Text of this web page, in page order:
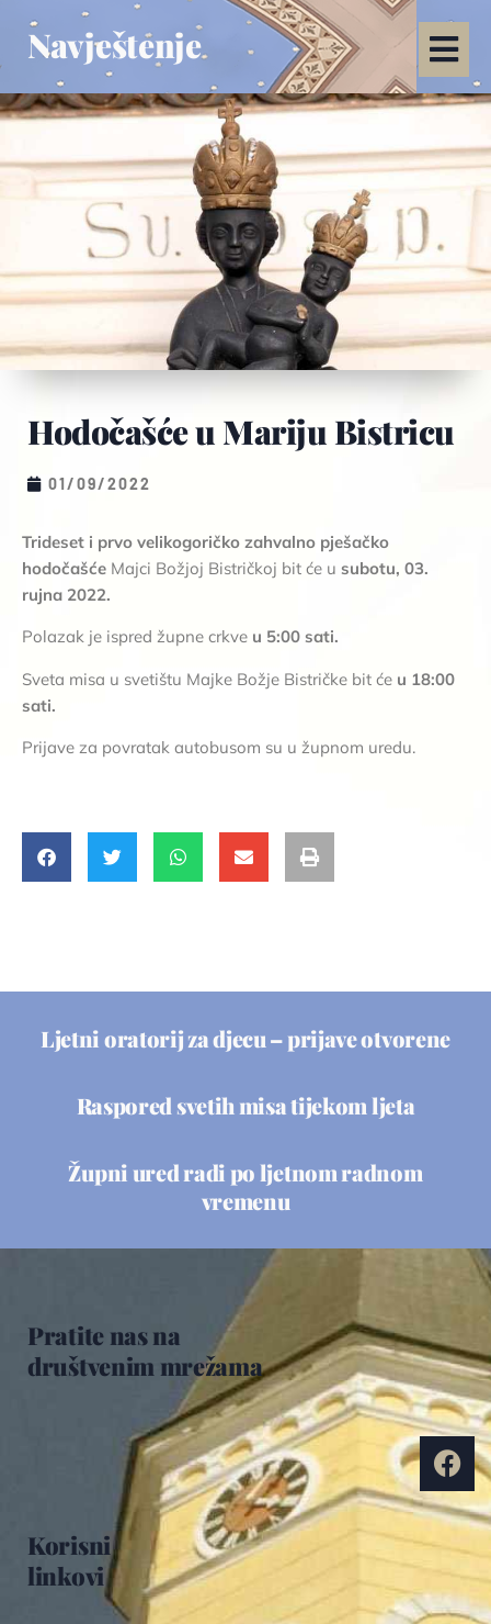
Navještenje
Hodočašće u Mariju Bistricu
01/09/2022
Trideset i prvo velikogoričko zahvalno pješačko
hodočašće Majci Božjoj Bistričkoj bit će u subotu, 03.
rujna 2022.
Polazak je ispred župne crkve u 5:00 sati.
Sveta misa u svetištu Majke Božje Bistričke bit će u 18:00
sati.
Prijave za povratak autobusom su u župnom uredu.
Ljetni oratorij za djecu – prijave otvorene
Raspored svetih misa tijekom ljeta
Župni ured radi po ljetnom radnom
vremenu
Korisni
linkovi
Pratite nas na
društvenim mrežama